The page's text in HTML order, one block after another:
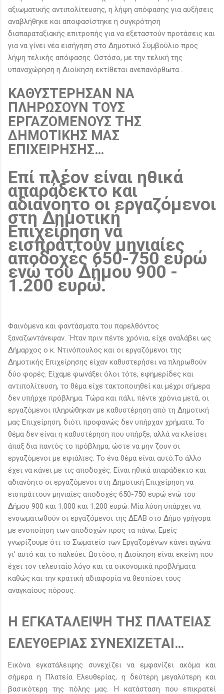
αξιωματικής αντιπολίτευσης, η λήψη απόφασης για αυξήσεις
αναβλήθηκε και αποφασίστηκε η συγκρότηση
διαπαραταξιακής επιτροπής για να εξεταστούν προτάσεις και
για να γίνει νέα εισήγηση στο Δημοτικό Συμβούλιο προς
λήψη τελικής απόφασης. Ωστόσο, με την τελική της
υπαναχώρηση η Διοίκηση εκτίθεται ανεπανόρθωτα…
ΚΑΘΥΣΤΕΡΗΣΑΝ ΝΑ
ΠΛΗΡΩΣΟΥΝ ΤΟΥΣ
ΕΡΓΑΖΟΜΕΝΟΥΣ ΤΗΣ
ΔΗΜΟΤΙΚΗΣ ΜΑΣ
ΕΠΙΧΕΙΡΗΣΗΣ…
Επί πλέον είναι ηθικά
απαράδεκτο και
αδιανόητο οι εργαζόμενοι
στη Δημοτική
Επιχείρηση να
εισπράττουν μηνιαίες
αποδοχές 650-750 ευρώ
ενώ του Δήμου 900 -
1.200 ευρώ.
Φαινόμενα και φαντάσματα του παρελθόντος
ξαναζωντάνεψαν. ΄Ηταν πριν πέντε χρόνια, είχε αναλάβει ως
Δήμαρχος ο κ. Ντινόπουλος και οι εργαζόμενοι της
Δημοτικής Επιχείρησης είχαν καθυστερήσει να πληρωθούν
δύο φορές. Είχαμε φωνάξει όλοι τότε, εφημερίδες και
αντιπολίτευση, το θέμα είχε τακτοποιηθεί και μέχρι σήμερα
δεν υπήρχε πρόβλημα. Τώρα και πάλι, πέντε χρόνια μετά, οι
εργαζόμενοι πληρώθηκαν με καθυστέρηση από τη Δημοτική
μας Επιχείρηση, διότι προφανώς δεν υπήρχαν χρήματα. Το
θέμα δεν είναι η καθυστέρηση που υπήρξε, αλλά να κλείσει
άπαξ δια παντός το πρόβλημα, ώστε να μην ζουν οι
εργαζόμενοι με εφιάλτες. Το ένα θέμα είναι αυτό.Το άλλο
έχει να κάνει με τις αποδοχές. Είναι ηθικά απαράδεκτο και
αδιανόητο οι εργαζόμενοι στη Δημοτική Επιχείρηση να
εισπράττουν μηνιαίες αποδοχές 650-750 ευρώ ενώ του
Δήμου 900 και 1.000 και 1.200 ευρώ. Μία λύση υπάρχει να
ενσωματωθούν οι εργαζόμενοι της ΔΕΑΒ στο Δήμο γρήγορα
με ενοποίηση των αποδοχών προς τα πάνω. Εμείς
γνωρίζουμε ότι το Σωματείο των Εργαζομένων κάνει αγώνα
γι' αυτό και το παλεύει. Ωστόσο, η Διοίκηση είναι εκείνη που
έχει τον τελευταίο λόγο και τα οικονομικά προβλήματα
καθώς και την κρατική αδιαφορία να θεσπίσει τους
αναγκαίους πόρους.
Η ΕΓΚΑΤΑΛΕΙΨΗ ΤΗΣ ΠΛΑΤΕΙΑΣ
ΕΛΕΥΘΕΡΙΑΣ ΣΥΝΕΧΙΖΕΤΑΙ…
Εικόνα εγκατάλειψης συνεχίζει να εμφανίζει ακόμα και
σήμερα η Πλατεία Ελευθερίας, η δεύτερη μεγαλύτερη και
βασικότερη της πόλης μας. Η κατάσταση που επικρατεί